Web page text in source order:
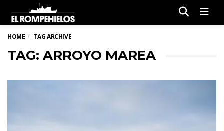
HOME TAG ARCHIVE
TAG: ARROYO MAREA